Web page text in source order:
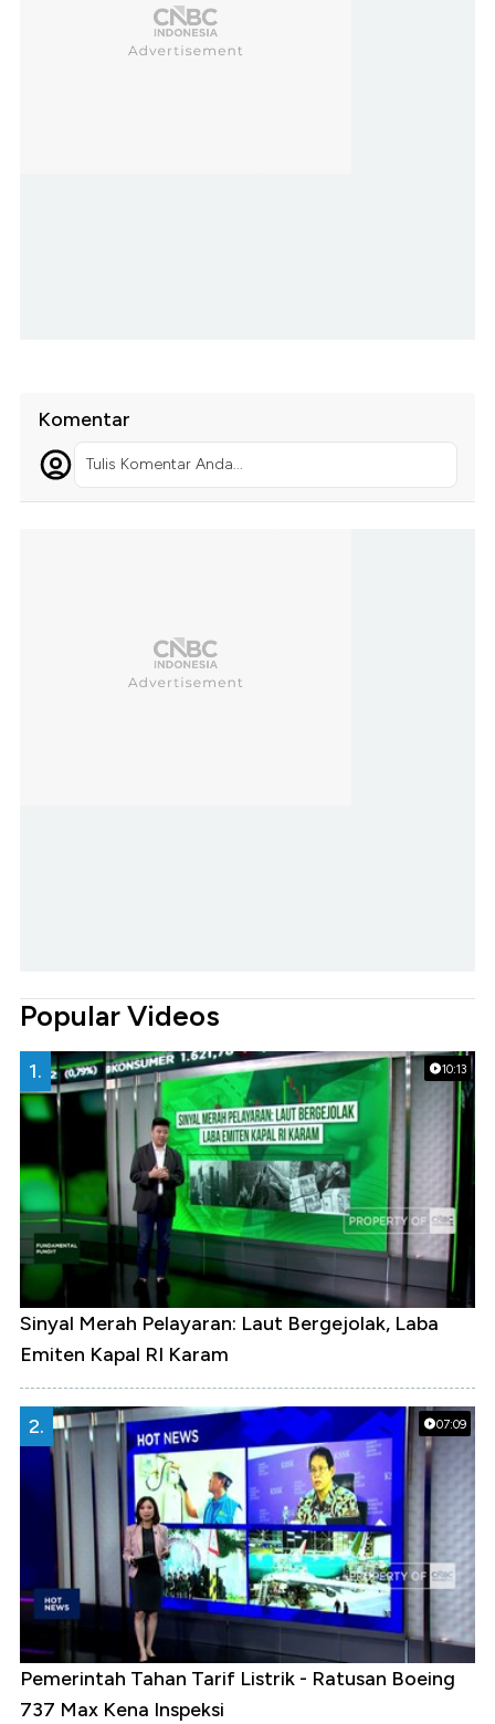
Komentar
Tulis Komentar Anda...
Popular Videos
10:13
1.
Sinyal Merah Pelayaran: Laut Bergejolak, Laba
Emiten Kapal RI Karam
07:09
2.
Pemerintah Tahan Tarif Listrik - Ratusan Boeing
737 Max Kena Inspeksi